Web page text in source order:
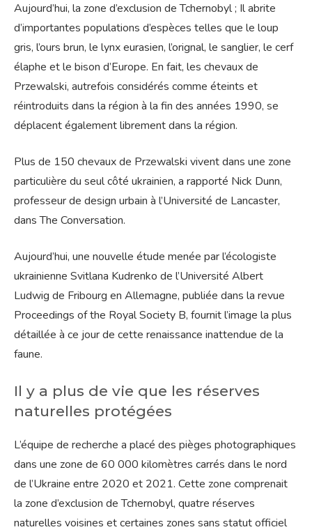
Aujourd’hui, la zone d’exclusion de Tchernobyl ; Il abrite
d’importantes populations d’espèces telles que le loup
gris, l’ours brun, le lynx eurasien, l’orignal, le sanglier, le cerf
élaphe et le bison d’Europe. En fait, les chevaux de
Przewalski, autrefois considérés comme éteints et
réintroduits dans la région à la fin des années 1990, se
déplacent également librement dans la région.
Plus de 150 chevaux de Przewalski vivent dans une zone
particulière du seul côté ukrainien, a rapporté Nick Dunn,
professeur de design urbain à l’Université de Lancaster,
dans The Conversation.
Aujourd’hui, une nouvelle étude menée par l’écologiste
ukrainienne Svitlana Kudrenko de l’Université Albert
Ludwig de Fribourg en Allemagne, publiée dans la revue
Proceedings of the Royal Society B, fournit l’image la plus
détaillée à ce jour de cette renaissance inattendue de la
faune.
Il y a plus de vie que les réserves
naturelles protégées
L’équipe de recherche a placé des pièges photographiques
dans une zone de 60 000 kilomètres carrés dans le nord
de l’Ukraine entre 2020 et 2021. Cette zone comprenait
la zone d’exclusion de Tchernobyl, quatre réserves
naturelles voisines et certaines zones sans statut officiel